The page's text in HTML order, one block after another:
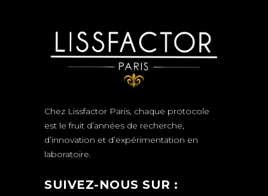
Chez Lissfactor Paris, chaque protocole
est le fruit d’années de recherche,
d’innovation et d’expérimentation en
laboratoire.
SUIVEZ-NOUS SUR :